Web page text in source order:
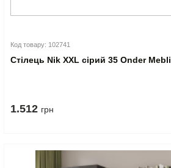
Код товару: 102741
Стілець Nik XXL сірий 35 Onder Mebli
1.512 грн